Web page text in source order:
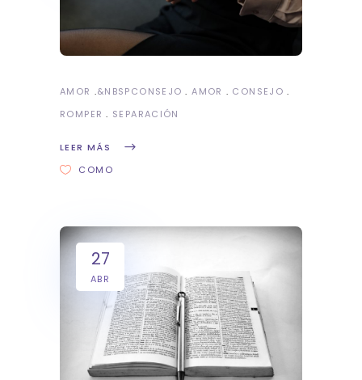
AMOR &NBSPCONSEJO AMOR
CONSEJO
ROMPER
SEPARACIÓN
LEER MÁS
COMO
27
ABR